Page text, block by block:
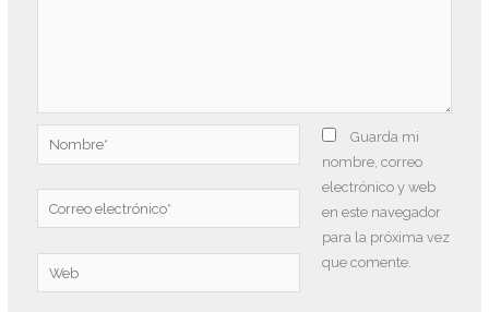
Nombre*
Correo
electrónico*
Web
Guarda mi
nombre, correo
electrónico y web
en este navegador
para la próxima vez
que comente.